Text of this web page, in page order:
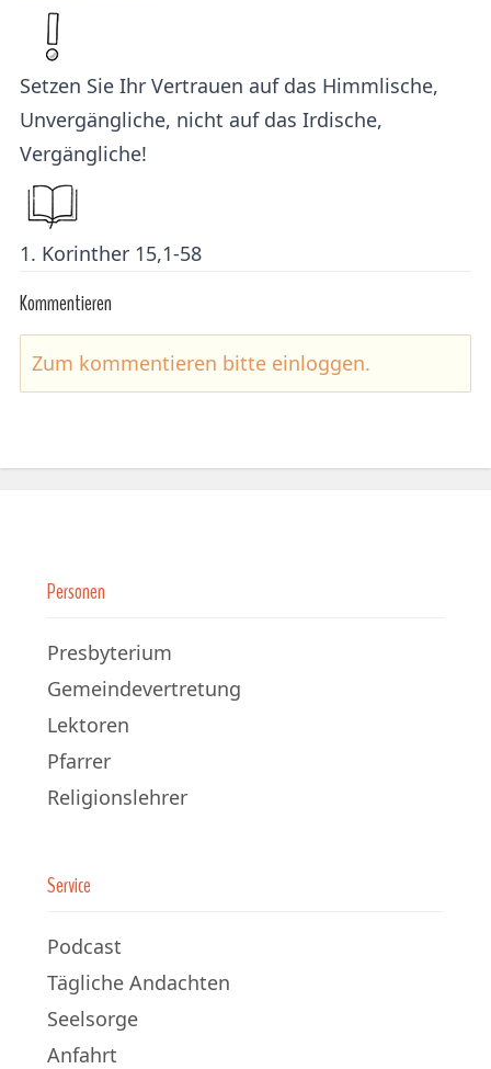
Setzen Sie Ihr Vertrauen auf das Himmlische,
Unvergängliche, nicht auf das Irdische,
Vergängliche!
1. Korinther 15,1-58
Kommentieren
Zum kommentieren bitte einloggen.
Personen
Presbyterium
Gemeindevertretung
Lektoren
Pfarrer
Religionslehrer
Service
Podcast
Tägliche Andachten
Seelsorge
Anfahrt